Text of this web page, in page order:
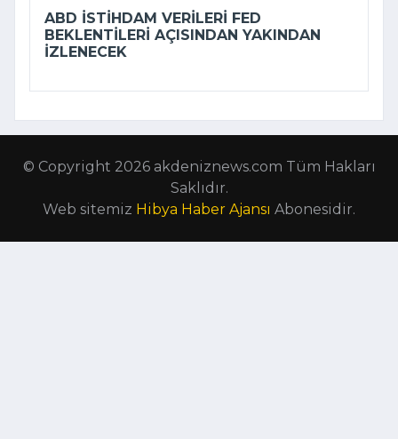
ABD ISTIHDAM VERILERI FED
BEKLENTILERI AÇISINDAN YAKINDAN
IZLENECEK
© Copyright 2026 akdeniznews.com Tüm Hakları
Saklıdır.
Web sitemiz Hibya Haber Ajansı Abonesidir.